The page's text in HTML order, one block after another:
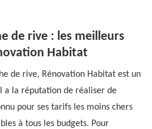
de rive : les meilleurs
Habitat
de rive, Rénovation Habitat est un
a la réputation de réaliser de
pour ses tarifs les moins chers
à tous les budgets. Pour